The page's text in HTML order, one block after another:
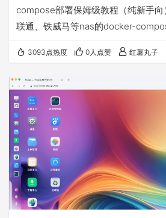
compose部署保姆级教程（纯新手
联通、铁威马等nas的docker-
docker拉取不了 配置使用镜像源 不
异地访问的4种方案，哪个适合我 飞
方…
3093点热度 0人点赞 红薯丸子